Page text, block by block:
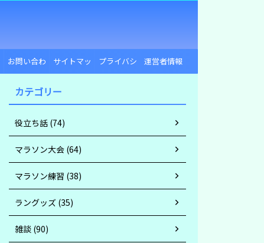
お問い合わ サイトマッ プライバシ 運営者情報
カテゴリー
役立ち話 (74)
マラソン大会 (64)
マラソン練習 (38)
ラングッズ (35)
雑談 (90)